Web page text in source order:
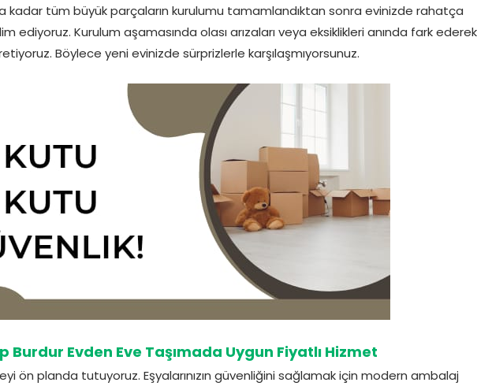
kadar tüm büyük parçaların kurulumu tamamlandıktan sonra evinizde rahatça
ediyoruz. Kurulum aşamasında olası arızaları veya eksiklikleri anında fark ederek
Böylece yeni evinizde sürprizlerle karşılaşmıyorsunuz.
Burdur Evden Eve Taşımada Uygun Fiyatlı Hizmet
ön planda tutuyoruz. Eşyalarınızın güvenliğini sağlamak için modern ambalaj